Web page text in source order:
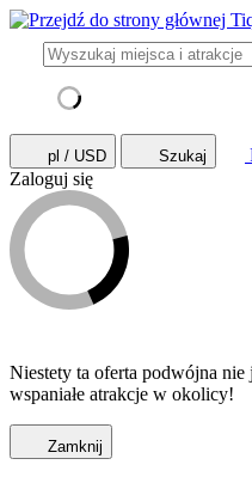
pl / USD Szukaj
Zaloguj się
Niestety ta oferta podwójna nie
wspaniałe atrakcje w okolicy!
Zamknij